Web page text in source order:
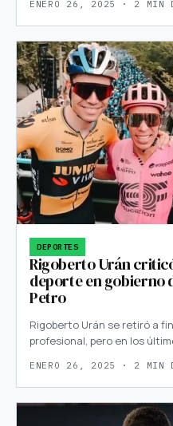
ENERO 26, 2025 · 2 MIN
DEPORTES
Rigoberto Urán
deporte en gobierno
Petro
Rigoberto Urán se retiró a
profesional, pero en los
ENERO 26, 2025 · 2 MIN